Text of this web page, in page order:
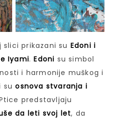
slici prikazani su Edoni i
Iyami.Edoni su simbol
i harmonije muškog i
su osnova stvaranja i
predstavljaju
da leti svoj let, da